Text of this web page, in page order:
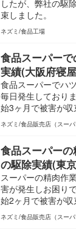
したが、弊社の駆
束しました。
ネズミ 食品工場
食品スーパー
実績(大阪府寝
食品スーパーでハ
毎日発生しており
始3ヶ月で被害が収
ネズミ 食品販売店（スーパ
食品スーパー
の駆除実績(東
スーパーの精肉作
害が発生しお困り
始2ヶ月で被害が収
ネズミ 食品販売店（スーパ